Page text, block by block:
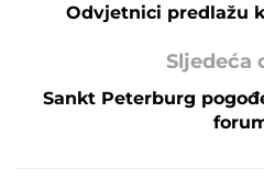
Odvjetnici predlažu
Sljedeća
Sankt Peterburg